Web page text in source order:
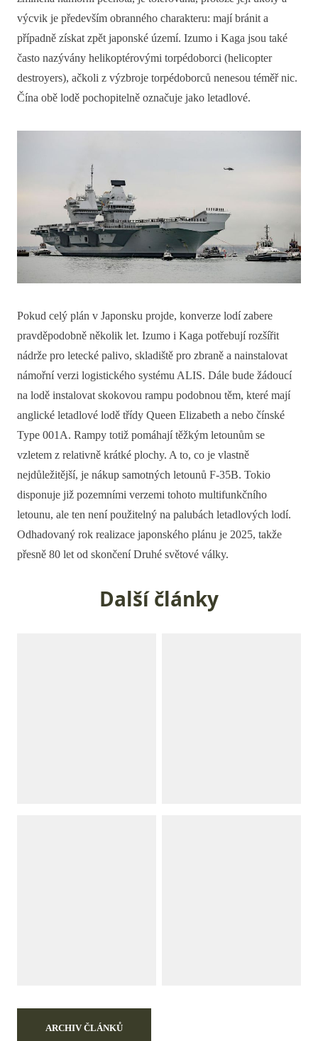
výcvik je především obranného charakteru: mají bránit a
případně získat zpět japonské území. Izumo i Kaga jsou také
často nazývány helikoptérovými torpédoborci (helicopter
destroyers), ačkoli z výzbroje torpédoborců nenesou téměř nic.
Čína obě lodě pochopitelně označuje jako letadlové.
Pokud celý plán v Japonsku projde, konverze lodí zabere
pravděpodobně několik let. Izumo i Kaga potřebují rozšířit
nádrže pro letecké palivo, skladiště pro zbraně a nainstalovat
námořní verzi logistického systému ALIS. Dále bude žádoucí
na lodě instalovat skokovou rampu podobnou těm, které mají
anglické letadlové lodě třídy Queen Elizabeth a nebo čínské
Type 001A. Rampy totiž pomáhají těžkým letounům se
vzletem z relativně krátké plochy. A to, co je vlastně
nejdůležitější, je nákup samotných letounů F-35B. Tokio
disponuje již pozemními verzemi tohoto multifunkčního
letounu, ale ten není použitelný na palubách letadlových lodí.
Odhadovaný rok realizace japonského plánu je 2025, takže
přesně 80 let od skončení Druhé světové války.
Další články
ARCHIV ČLÁNKŮ